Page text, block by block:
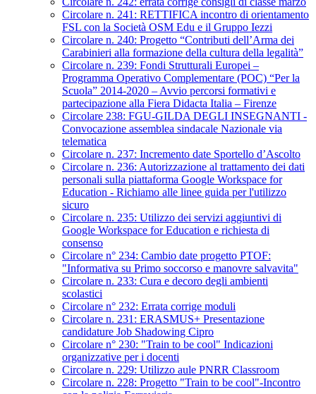
Circolare n. 241: RETTIFICA incontro di orientamento
FSL con la Società OSM Edu e il Gruppo Iezzi
Circolare n. 240: Progetto “Contributi dell’Arma dei
Carabinieri alla formazione della cultura della legalità”
Circolare n. 239: Fondi Strutturali Europei –
Programma Operativo Complementare (POC) “Per la
Scuola” 2014-2020 – Avvio percorsi formativi e
partecipazione alla Fiera Didacta Italia – Firenze
Circolare 238: FGU-GILDA DEGLI INSEGNANTI -
Convocazione assemblea sindacale Nazionale via
telematica
Circolare n. 237: Incremento date Sportello d’Ascolto
Circolare n. 236: Autorizzazione al trattamento dei dati
personali sulla piattaforma Google Workspace for
Education - Richiamo alle linee guida per l'utilizzo
sicuro
Circolare n. 235: Utilizzo dei servizi aggiuntivi di
Google Workspace for Education e richiesta di
consenso
Circolare n° 234: Cambio date progetto PTOF:
"Informativa su Primo soccorso e manovre salvavita"
Circolare n. 233: Cura e decoro degli ambienti
scolastici
Circolare n° 232: Errata corrige moduli
Circolare n. 231: ERASMUS+ Presentazione
candidature Job Shadowing Cipro
Circolare n° 230: "Train to be cool" Indicazioni
organizzative per i docenti
Circolare n. 229: Utilizzo aule PNRR Classroom
Circolare n. 228: Progetto "Train to be cool"-Incontro